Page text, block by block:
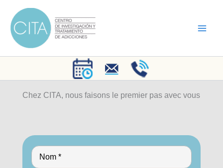
contenu
Chez CITA, nous faisons le premier pas avec vous